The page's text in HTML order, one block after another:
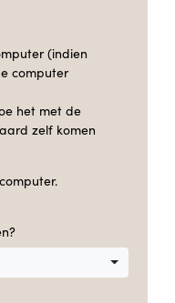
(indien
computer
het met de
zelf komen